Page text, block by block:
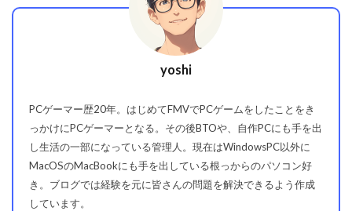
yoshi
PCゲーマー歴20年。はじめてFMVでPCゲームをしたことをき
っかけにPCゲーマーとなる。その後BTOや、自作PCにも手を出
し生活の一部になっている管理人。現在はWindowsPC以外に
MacOSのMacBookにも手を出している根っからのパソコン好
き。ブログでは経験を元に皆さんの問題を解決できるよう作成
しています。